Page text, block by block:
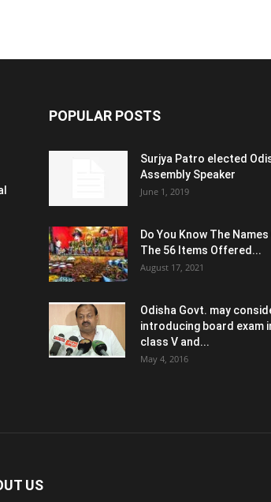
POPULAR POSTS
Surjya Patro elected
Assembly Speaker
June 1, 2019
Do You Know The Names
The 56 Items Offered...
August 17, 2021
Odisha Govt. may
introducing board exam
class V and...
May 4, 2016
US